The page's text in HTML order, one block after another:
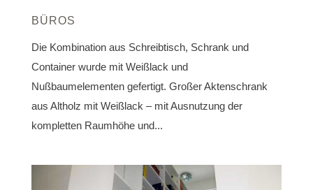
BÜROS
Die Kombination aus Schreibtisch, Schrank und
Container wurde mit Weißlack und
Nußbaumelementen gefertigt. Großer Aktenschrank
aus Altholz mit Weißlack – mit Ausnutzung der
kompletten Raumhöhe und...